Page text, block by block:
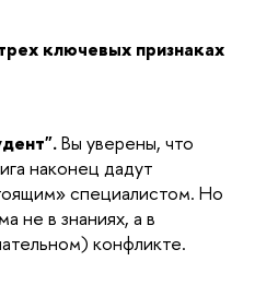
ключевых признаках
Вы уверены, что
наконец дадут
специалистом. Но
не в знаниях, а в
конфликте.